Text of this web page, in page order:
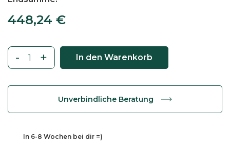
448,24 €
-
u
h
+ In den Warenkorb
Unverbindliche Beratung
In 6-8 Wochen bei dir =)